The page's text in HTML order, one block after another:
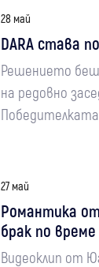
28 май
DARA става
Решението
на редовно
Победителката
27 май
Романтика
брак по
Видеоклип от